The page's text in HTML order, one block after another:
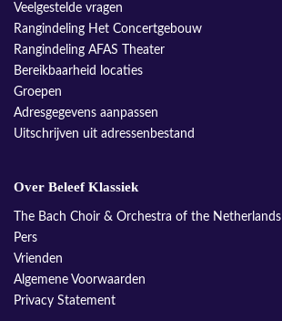
Veelgestelde vragen
Rangindeling Het Concertgebouw
Rangindeling AFAS Theater
Bereikbaarheid locaties
Groepen
Adresgegevens aanpassen
Uitschrijven uit adressenbestand
Over Beleef Klassiek
The Bach Choir & Orchestra of the Netherlands
Pers
Vrienden
Algemene Voorwaarden
Privacy Statement